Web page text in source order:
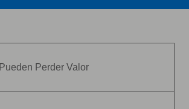
Pueden Perder Valor